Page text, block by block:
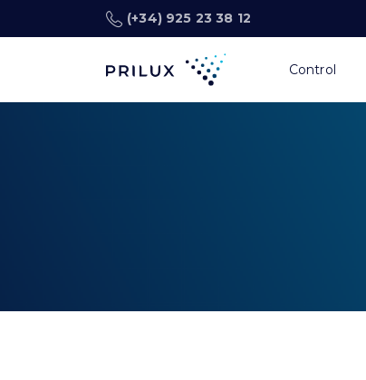
(+34) 925 23 38 12
Control